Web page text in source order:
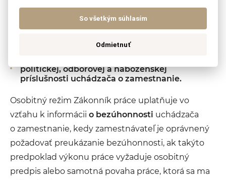
o tehotenstve,
rodinných pomeroch,
politickej, odborovej a náboženskej
príslušnosti uchádzača o zamestnanie.
Osobitný režim Zákonník práce uplatňuje vo
vzťahu k informácii o bezúhonnosti uchádzača
o zamestnanie, kedy zamestnávateľ je oprávnený
požadovať preukázanie bezúhonnosti, ak takýto
predpoklad výkonu práce vyžaduje osobitný
predpis alebo samotná povaha práce, ktorá sa ma
So všetkým súhlasím
Odmietnuť